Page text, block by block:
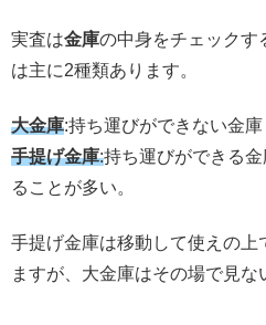
実査は金庫の中身をチェックす
は主に2種類あります。
大金庫:持ち運びができない金庫
手提げ金庫:持ち運びができる
ることが多い。
手提げ金庫は移動して使えの上
ますが、大金庫はその場で見な